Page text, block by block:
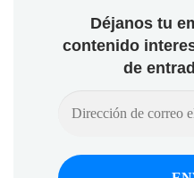
Déjanos tu
contenido
de